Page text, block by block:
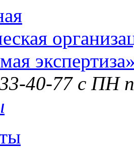
40-77 с ПН